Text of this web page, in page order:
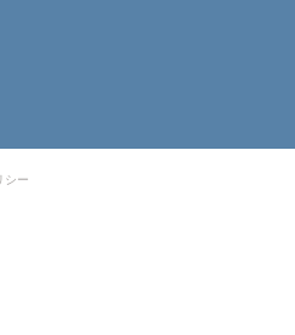
シー